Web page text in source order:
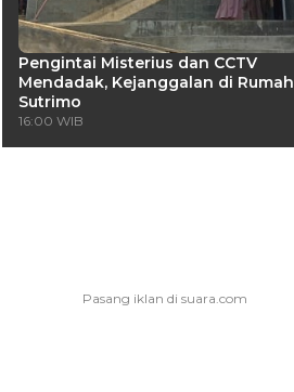
Pengintai Misterius dan CCTV
Mendadak, Kejanggalan di Rumah
Sutrimo
16:00 WIB